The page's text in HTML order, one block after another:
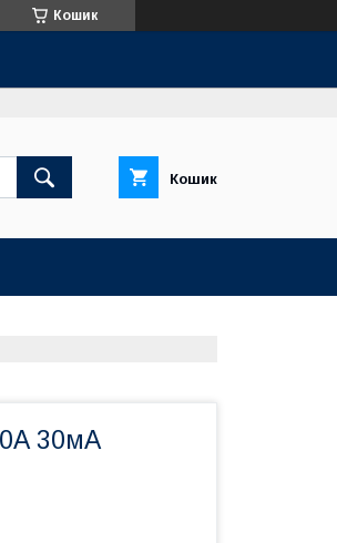
Кошик
Кошик
30мА